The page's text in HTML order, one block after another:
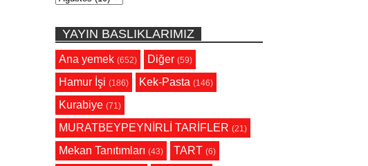
YAYIN BASLIKLARIMIZ
Ana yemek (652) Diğer (59)
Hamur İşi (186) Kek-Pasta (146)
Kurabiye (71)
MURATBEYPEYNİRLİ TARİFLER (21)
Mekan Tanıtımları (43) TART (6)